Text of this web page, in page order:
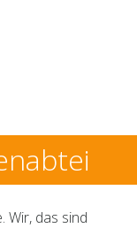
Wir, das sind